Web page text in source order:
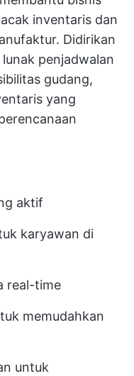
inventaris dan
Didirikan
penjadwalan
gudang,
yang
aktif
karyawan di
real-time
memudahkan
untuk